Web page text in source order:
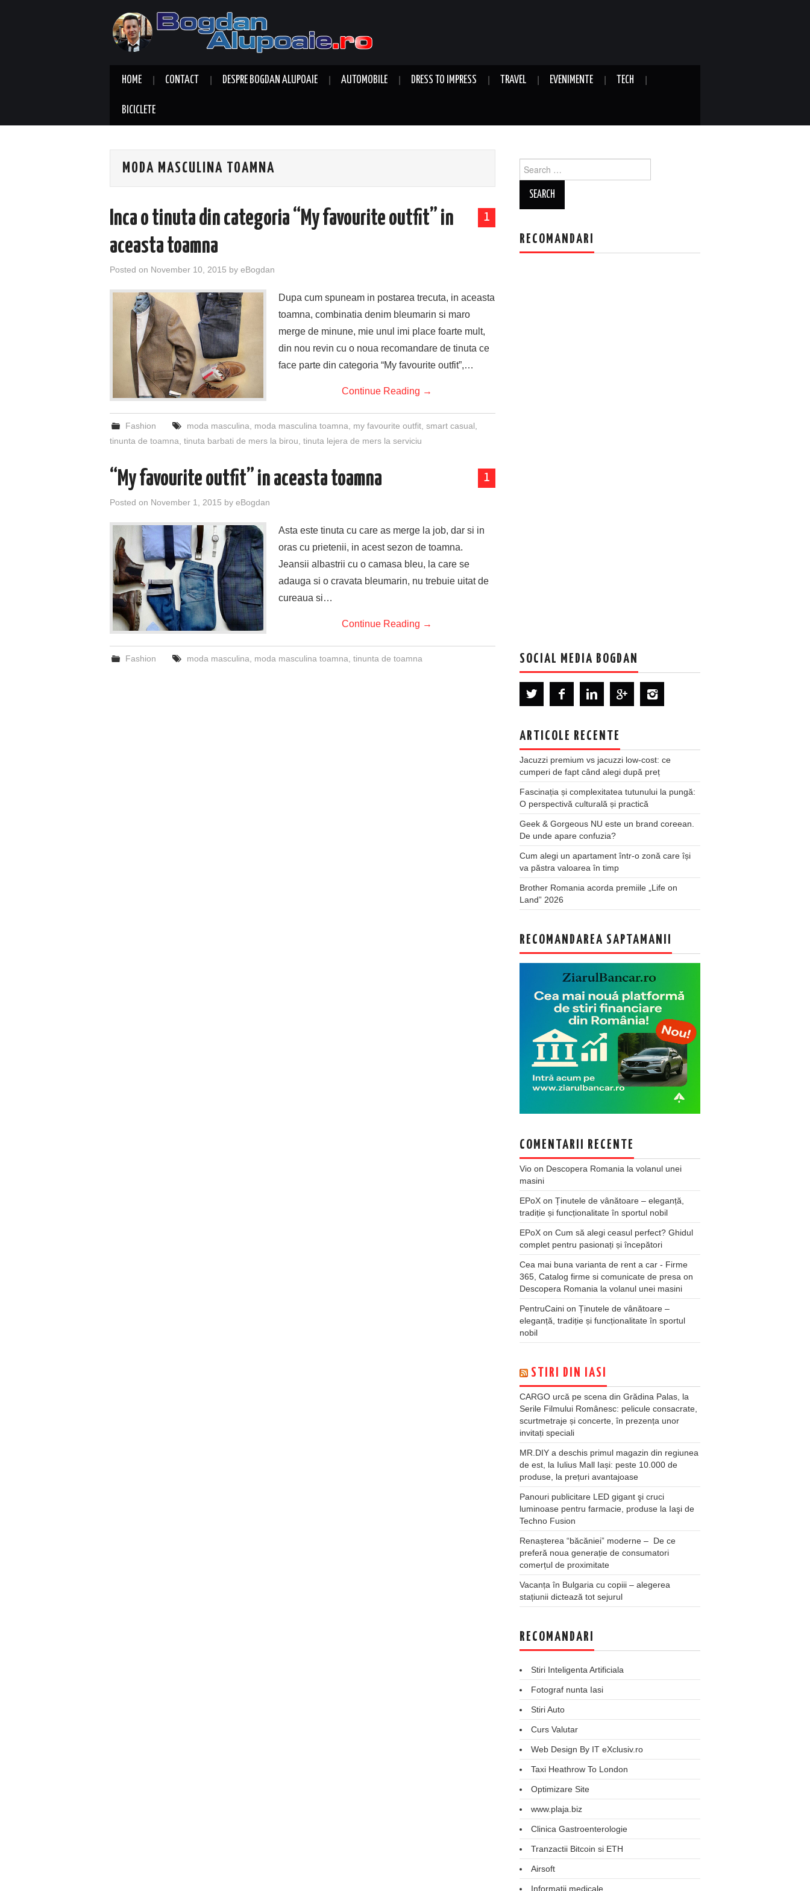
HOME CONTACT DESPRE BOGDAN ALUPOAIE AUTOMOBILE DRESS TO IMPRESS TRAVEL EVENIMENTE TECH
BICICLETE
MODA MASCULINA TOAMNA
1
Inca o tinuta din categoria “My favourite outfit” in
aceasta toamna
Posted on November 10, 2015 by eBogdan
Dupa cum spuneam in postarea trecuta, in aceasta
toamna, combinatia denim bleumarin si maro
merge de minune, mie unul imi place foarte mult,
din nou revin cu o noua recomandare de tinuta ce
face parte din categoria “My favourite outfit”,…
Continue Reading →
Fashion moda masculina moda masculina toamna my favourite outfit, smart casual
tinunta de toamna tinuta barbati de mers la birou tinuta lejera de mers la serviciu
1
“My favourite outfit” in aceasta toamna
Posted on November 1, 2015 by eBogdan
Asta este tinuta cu care as merge la job, dar si in
oras cu prietenii, in acest sezon de toamna.
Jeansii albastrii cu o camasa bleu, la care se
adauga si o cravata bleumarin, nu trebuie uitat de
cureaua si…
Continue Reading →
Fashion moda masculina moda masculina toamna tinunta de toamna
for:
RECOMANDARI
SOCIAL MEDIA BOGDAN
ARTICOLE RECENTE
Jacuzzi premium vs jacuzzi low-cost: ce
cumperi de fapt când alegi după preț
Fascinația și complexitatea tutunului la pungă:
O perspectivă culturală și practică
Geek & Gorgeous NU este un brand coreean.
De unde apare confuzia?
Cum alegi un apartament într-o zonă care își
va păstra valoarea în timp
Brother Romania acorda premiile „Life on
Land” 2026
RECOMANDAREA SAPTAMANII
COMENTARII RECENTE
Vio on Descopera Romania la volanul unei
masini
EPoX on Ținutele de vânătoare – eleganță,
tradiție și funcționalitate în sportul nobil
EPoX on Cum să alegi ceasul perfect? Ghidul
complet pentru pasionați și începători
Cea mai buna varianta de rent a car - Firme
365, Catalog firme si comunicate de presa on
Descopera Romania la volanul unei masini
PentruCaini on Ținutele de vânătoare –
eleganță, tradiție și funcționalitate în sportul
nobil
STIRI DIN IASI
CARGO urcă pe scena din Grădina Palas, la
Serile Filmului Românesc: pelicule consacrate,
scurtmetraje și concerte, în prezența unor
invitați speciali
MR.DIY a deschis primul magazin din regiunea
de est, la Iulius Mall Iași: peste 10.000 de
produse, la prețuri avantajoase
Panouri publicitare LED gigant şi cruci
luminoase pentru farmacie, produse la Iaşi de
Techno Fusion
Renașterea “băcăniei” moderne – De ce
preferă noua generație de consumatori
comerțul de proximitate
Vacanța în Bulgaria cu copiii – alegerea
stațiunii dictează tot sejurul
RECOMANDARI
Stiri Inteligenta Artificiala
Fotograf nunta Iasi
Stiri Auto
Curs Valutar
Web Design By IT eXclusiv.ro
Taxi Heathrow To London
Optimizare Site
www.plaja.biz
Clinica Gastroenterologie
Tranzactii Bitcoin si ETH
Airsoft
Informatii medicale